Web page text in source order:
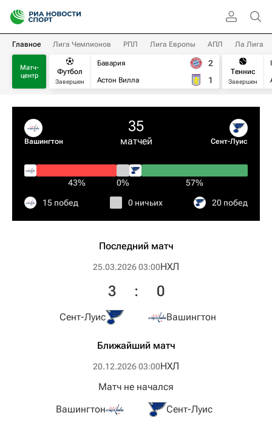
Главное Лига Чемпионов РПЛ Лига Европы АПЛ Ла Лига
Матч-
центр
Футбол
Завершен
Бавария
Астон Вилла
2
1
Теннис
Завершен
Вашингтон
35
матчей Сент-Луис
43% 0% 57%
15 побед 0 ничьих 20 побед
Последний матч
25.03.2026 03:00НХЛ
Сент-Луис
3 : 0
Вашингтон
Ближайший матч
20.12.2026 03:00НХЛ
Вашингтон
Матч не начался
Сент-Луис